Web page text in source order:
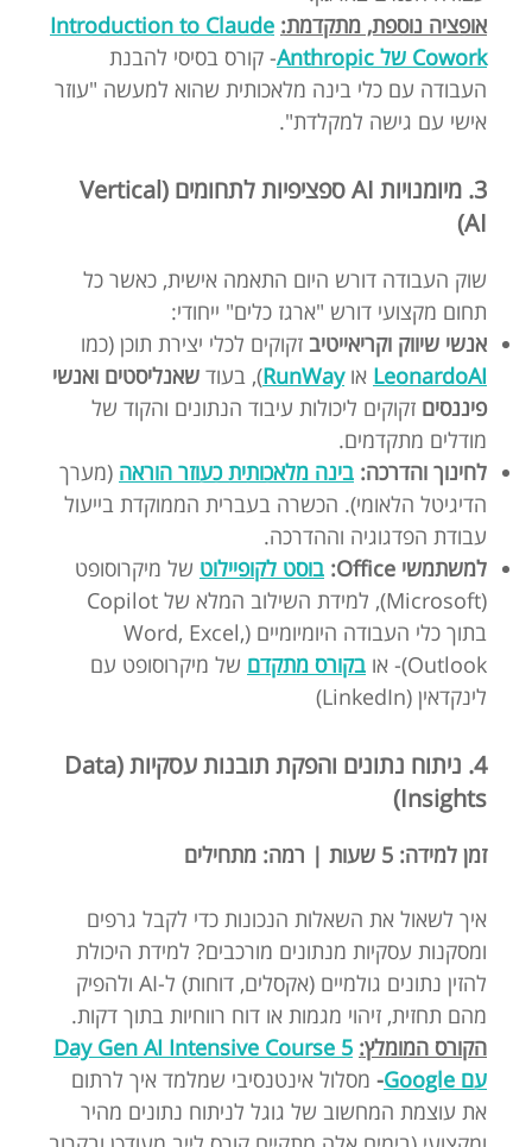
אופציה נוספת, מתקדמת: Introduction to Claude
Cowork של Anthropic
- קורס בסיסי להבנת
העבודה עם כלי בינה מלאכותית שהוא למעשה "עוזר
אישי עם גישה למקלדת".
3. מיומנויות AI ספציפיות לתחומים (Vertical
AI)
שוק העבודה דורש היום התאמה אישית, כאשר כל
תחום מקצועי דורש "ארגז כלים" ייחודי:
אנשי שיווק וקריאייטיב זקוקים לכלי יצירת תוכן (כמו
LeonardoAI אוRunWay), בעוד שאנליסטים ואנשי
פיננסים זקוקים ליכולות עיבוד הנתונים והקוד של
מודלים מתקדמים.
לחינוך והדרכה: בינה מלאכותית כעוזר הוראה (מערך
הדיגיטל הלאומי). הכשרה בעברית הממוקדת בייעול
עבודת הפדגוגיה וההדרכה.
למשתמשי Office:
בוסט לקופיילוט של מיקרוסופט
(Microsoft), למידת השילוב המלא של Copilot
בתוך כלי העבודה היומיומיים (Word, Excel,
Outlook)- או
בקורס מתקדם של מיקרוסופט עם
לינקדאין (LinkedIn)
4. ניתוח נתונים והפקת תובנות עסקיות (Data
Insights)
זמן למידה: 5 שעות | רמה: מתחילים
איך לשאול את השאלות הנכונות כדי לקבל גרפים
ומסקנות עסקיות מנתונים מורכבים? למידת היכולת
להזין נתונים גולמיים (אקסלים, דוחות) ל-AI ולהפיק
מהם תחזית, זיהוי מגמות או דוח רווחיות בתוך דקות.
הקורס המומלץ:
5 Day Gen AI Intensive Course
עם Google
- מסלול אינטנסיבי שמלמד איך לרתום
את עוצמת המחשוב של גוגל לניתוח נתונים מהיר